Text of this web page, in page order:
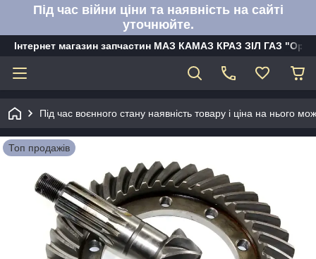
Під час війни ціни та наявність на сайті
уточнюйте.
Інтернет магазин запчастин МАЗ КАМАЗ КРАЗ ЗІЛ ГАЗ
Під час воєнного стану наявність товару і ціна на нього
Топ продажів